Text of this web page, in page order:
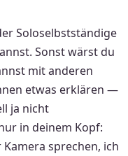
Soloselbstständige
Sonst wärst du
mit anderen
etwas erklären —
ja nicht
in deinem Kopf:
sprechen, ich